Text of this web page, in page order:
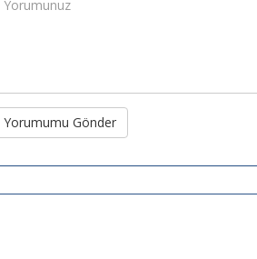
Yorumumu Gönder